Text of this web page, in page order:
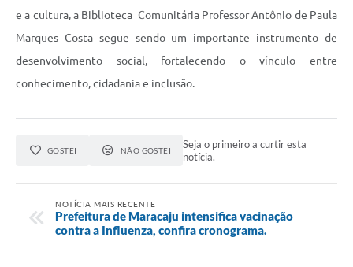
e a cultura, a Biblioteca Comunitária Professor Antônio de Paula
Marques Costa segue sendo um importante instrumento de
desenvolvimento social, fortalecendo o vínculo entre
conhecimento, cidadania e inclusão.
GOSTEI NÃO GOSTEI
Seja o primeiro a curtir esta
notícia.
NOTÍCIA MAIS RECENTE
Prefeitura de Maracaju intensifica vacinação
contra a Influenza, confira cronograma.